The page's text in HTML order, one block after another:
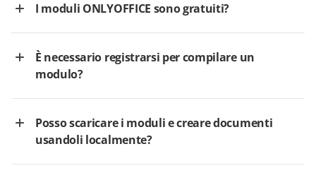
I moduli ONLYOFFICE sono gratuiti?
È necessario registrarsi per compilare un
modulo?
Posso scaricare i moduli e creare documenti
usandoli localmente?